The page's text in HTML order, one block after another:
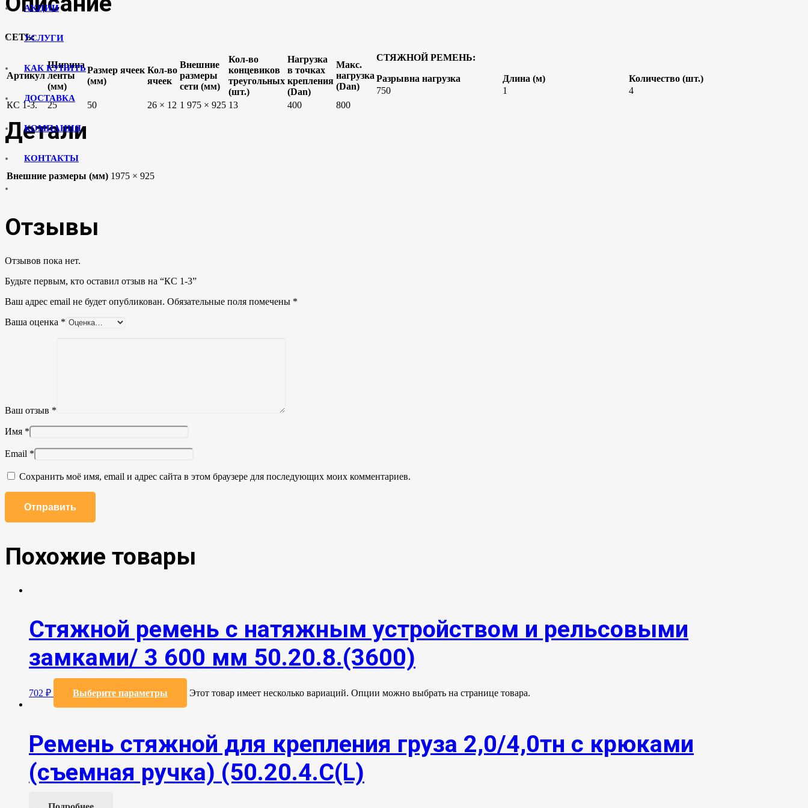
АКЦИИ
УСЛУГИ
КАК КУПИТЬ
ДОСТАВКА
КОМПАНИЯ
КОНТАКТЫ
СЕТЬ:
Артикул
Ширина
ленты
(мм)
Размер ячеек
(мм)
Кол-во
ячеек
Внешние
размеры
сети (мм)
Кол-во
концевиков
треугольных
(шт.)
Нагрузка
в точках
крепления
(Dan)
Макс.
нагрузка
(Dan)
КС 1-3.
25 50 26 × 12 1 975 × 925 13 400 800
СТЯЖНОЙ РЕМЕНЬ:
Разрывна нагрузка Длина (м)
Количество (шт.)
750
1 4
Детали
Внешние размеры (мм) 1975 × 925
Отзывы
Отзывов пока нет.
Будьте первым, кто оставил отзыв на “КС 1-3”
Ваш адрес email не будет опубликован. Обязательные поля помечены *
Ваша оценка *
Ваш отзыв *
Имя *
Email *
Сохранить моё имя, email и адрес сайта в этом браузере для последующих моих комментариев.
Похожие товары
Стяжной ремень с натяжным устройством и рельсовыми
замками/ 3 600 мм 50.20.8.(3600)
702 ₽ Выберите параметры Этот товар имеет несколько вариаций. Опции можно выбрать на странице товара.
Ремень стяжной для крепления груза 2,0/4,0тн с крюками
(съемная ручка) (50.20.4.С(L)